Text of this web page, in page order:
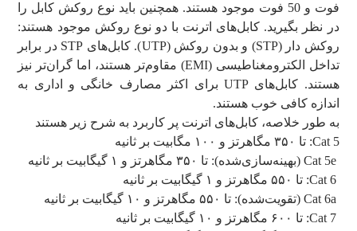
فوت و 50 فوت موجود هستند. همچنین باید نوع روکش کابل را
در نظر بگیرید. کابل‌های اترنت با دو نوع روکش موجود هستند:
روکش دار (STP) و بدون روکش (UTP). کابل‌های STP در برابر
تداخل الکترومغناطیسی (EMI) مقاوم‌تر هستند، اما گران‌تر نیز
هستند. کابل‌های UTP برای اکثر مصارف خانگی و اداری به
اندازه کافی خوب هستند.
به طور خلاصه، کابل‌های اترنت پر کاربرد به شرح زیر هستند
Cat 5: تا ۳۵۰ مگاهرتز و ۱۰۰ مگابیت بر ثانیه
Cat 5e (بهینه‌سازی‌شده): تا ۳۵۰ مگاهرتز و ۱ گیگابیت بر ثانیه
Cat 6: تا ۵۵۰ مگاهرتز و ۱ گیگابیت بر ثانیه
Cat 7: تا ۶۰۰ مگاهرتز و ۱۰ گیگابیت بر ثانیه